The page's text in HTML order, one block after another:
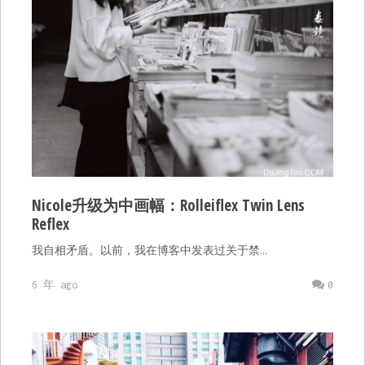
Nicole升级为中画幅：Rolleiflex Twin Lens
Reflex
我自相矛盾。以前，我在博客中发表过关于禁…
0
6 年 ago